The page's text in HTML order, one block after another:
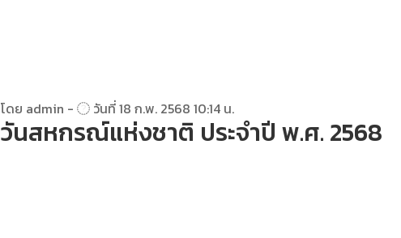
โดย admin - วันที่ 18 ก.พ. 2568 10:14 น.
วันสหกรณ์แห่งชาติ ประจำปี พ.ศ. 2568